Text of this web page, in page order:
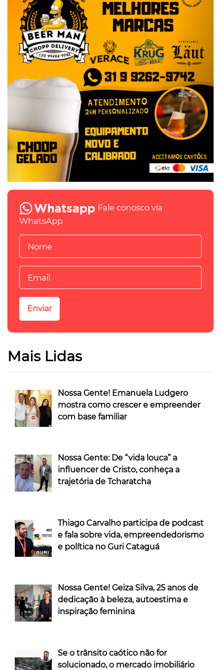
Fale conosco via
WhatsApp
Mais Lidas
Nossa Gente! Emanuela Ludgero
mostra como crescer e empreender
com base familiar
Nossa Gente: De “vida louca” a
influencer de Cristo, conheça a
trajetória de Tcharatcha
Thiago Carvalho participa de podcast
e fala sobre vida, empreendedorismo
e política no Guri Cataguá
Nossa Gente! Geiza Silva, 25 anos de
dedicação à beleza, autoestima e
inspiração feminina
Se o trânsito caótico não for
solucionado, o mercado imobiliário